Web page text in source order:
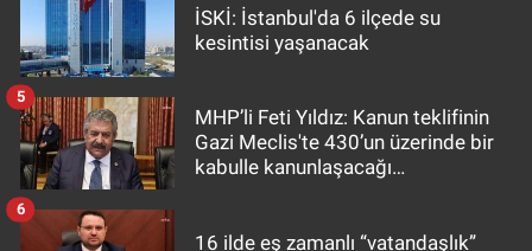
İSKİ: İstanbul'da 6 ilçede su
kesintisi yaşanacak
MHP’li Feti Yıldız: Kanun teklifinin
Gazi Meclis'te 430’un üzerinde bir
kabulle kanunlaşacağı
5
16 ilde eş zamanlı “vatandaşlık”
6